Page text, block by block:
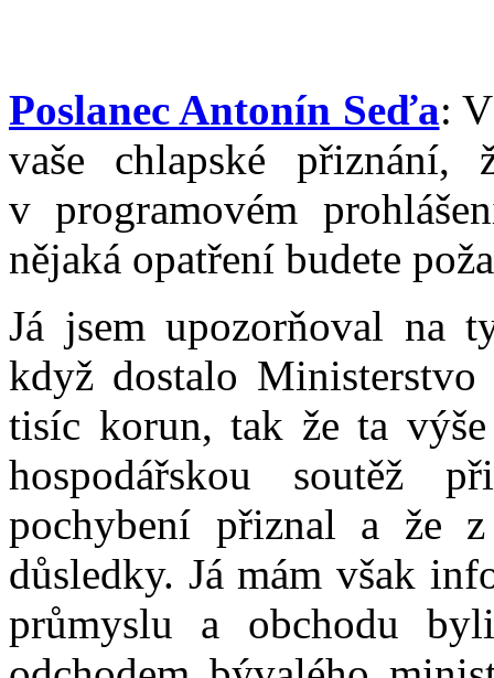
Poslanec Antonín Seďa:
vaše chlapské
v programovém
nějaká opatření budete
Já jsem upozorňoval na
když dostalo
tisíc korun, tak že ta
hospodářskou soutěž
pochybení přiznal a že
důsledky. Já mám však
průmyslu a obchodu